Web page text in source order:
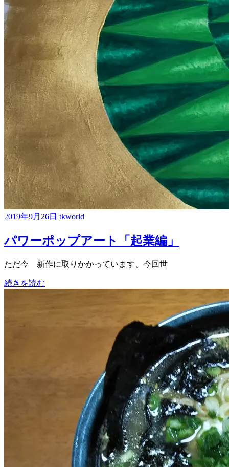
2019年9月26日 tkworld
パワーポップアート「起業編」
ただ今 新作に取りかかっています、今回世
続きを読む